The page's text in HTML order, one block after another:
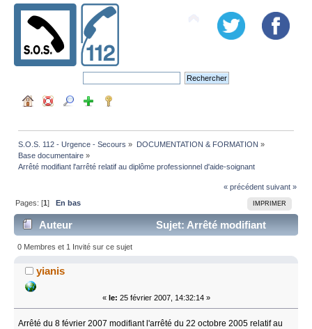
S.O.S. 112 - Urgence - Secours » DOCUMENTATION & FORMATION »
Base documentaire »
Arrêté modifiant l'arrêté relatif au diplôme professionnel d'aide-soignant
« précédent suivant »
IMPRIMER
Pages: [1]En bas
Auteur
Sujet: Arrêté modifiant
l'arrêté relatif au diplôme professionnel d'aide-soignant
(Lu 11952 fois)
0 Membres et 1 Invité sur ce sujet
yianis
« le: 25 février 2007, 14:32:14 »
Arrêté du 8 février 2007 modifiant l'arrêté du 22 octobre 2005 relatif au